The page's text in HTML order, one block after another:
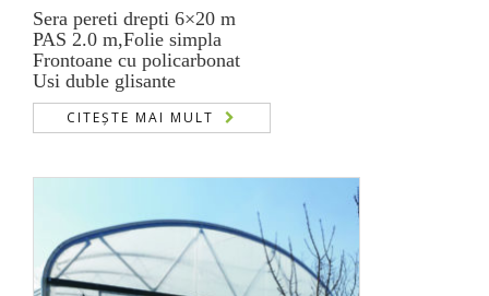
Sera pereti drepti 6×20 m
PAS 2.0 m,Folie simpla
Frontoane cu policarbonat
Usi duble glisante
CITEȘTE MAI MULT